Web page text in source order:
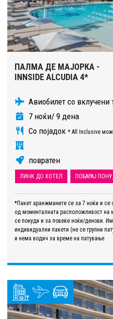
ПАЛМА ДЕ МАЈОРКА -
INNSIDE ALCUDIA 4*
Авиобилет со вклучени
7 ноќи/ 9 дена
Со појадок * All Inclusive
повратен
ЛИНК ДО ХОТЕЛ ПОБАРАЈ
*Пакет аранжманите се за 7 ноќи и се
од моменталната расположливост на
се понуди и за повеќе ноќи/денови.
индивидуални пакети (не се групни
и нема водич за време на патување